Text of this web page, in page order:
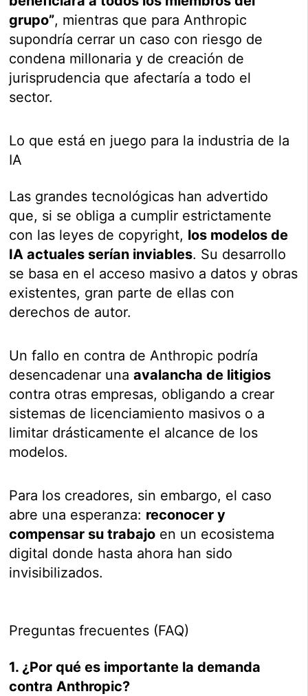
grupo”, mientras que para Anthropic
supondría cerrar un caso con riesgo de
condena millonaria y de creación de
jurisprudencia que afectaría a todo el
sector.
Lo que está en juego para la industria de la
IA
Las grandes tecnológicas han advertido
que, si se obliga a cumplir estrictamente
con las leyes de copyright, los modelos de
IA actuales serían inviables. Su desarrollo
se basa en el acceso masivo a datos y obras
existentes, gran parte de ellas con
derechos de autor.
Un fallo en contra de Anthropic podría
desencadenar unaavalancha de litigios
contra otras empresas, obligando a crear
sistemas de licenciamiento masivos o a
limitar drásticamente el alcance de los
modelos.
Para los creadores, sin embargo, el caso
abre una esperanza: reconocer y
compensar su trabajo en un ecosistema
digital donde hasta ahora han sido
invisibilizados.
Preguntas frecuentes (FAQ)
1. ¿Por qué es importante la demanda
contra Anthropic?